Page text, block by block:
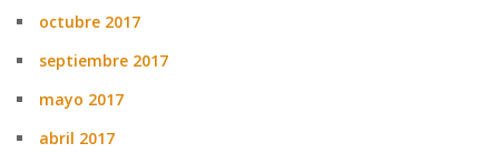
octubre 2017
septiembre 2017
mayo 2017
abril 2017